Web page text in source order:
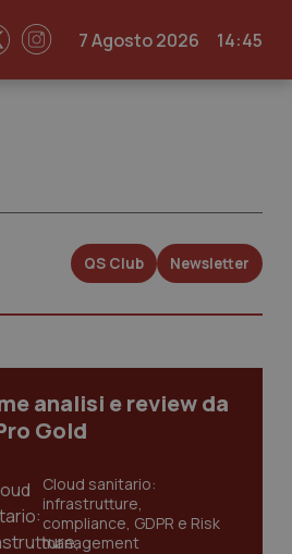
7 Agosto 2026 14:45
QS Club Newsletter
analisi e review da
Gold
Cloud sanitario:
infrastrutture,
compliance, GDPR e Risk
management